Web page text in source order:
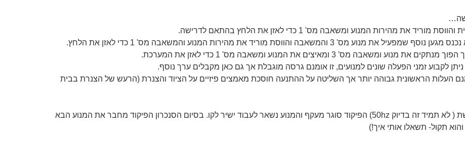
והווסת מוריד את מהירות המנוע והמשאבה מס' 1 כדי לאזן את הלחץ.
3 ומאיצים את המנוע ומשאבה מס' 1 כדי לאזן את המערכת.
לקבוע זמני הפעלה שונים למנועים, זו אומנם גרסה מוגבלת אך גם כאן מקבלים ערך נוסף.
העלות הראשונית גבוהה יותר אך השליטה על ההתנעה חוסכת מאמצים פיזיים על הציוד והצנרת (הרעש של הצנרת בבית
ווסת אחד ומערך סנכרון כאשר הווסת מגיע ל תדר הרשת ( לא תמיד זה בדיוק 50hz) הפיקוד סוגר מעקף והמנוע נשאר לעבוד ישיר לקו. בסיום הסנכרון הפיקוד מחבר את המנוע הבא
תקול- תשאלו אותי איך!)